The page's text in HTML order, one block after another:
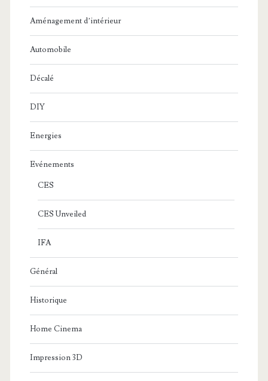
Aménagement d’intérieur
Automobile
Décalé
DIY
Energies
Evénements
CES
CES Unveiled
IFA
Général
Historique
Home Cinema
Impression 3D